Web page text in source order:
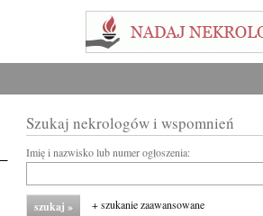
Szukaj nekrologów i wspomnień
Imię i nazwisko lub numer ogłoszenia:
+ szukanie zaawansowane